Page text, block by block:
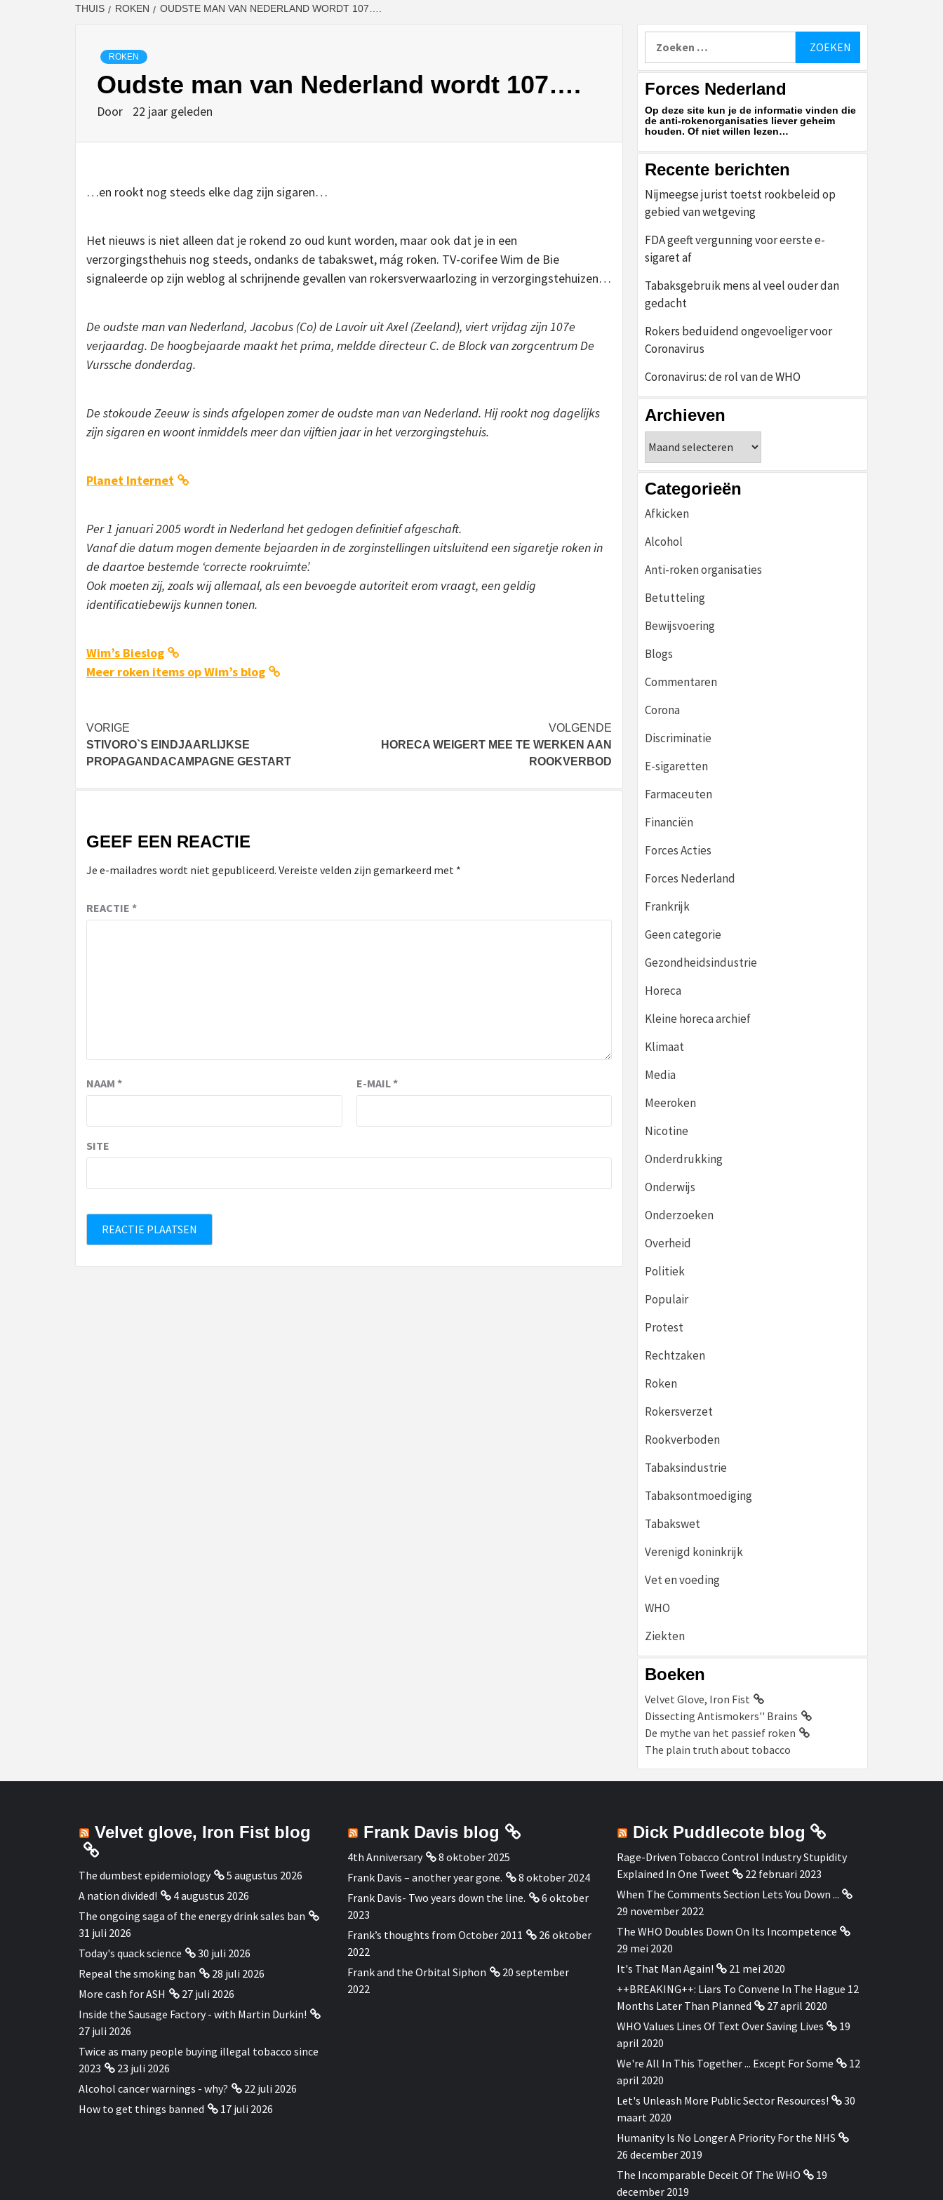
THUIS ROKEN OUDSTE MAN VAN NEDERLAND WORDT 107….
ROKEN
Oudste man van Nederland wordt 107….
Door 22 jaar geleden
…en rookt nog steeds elke dag zijn sigaren…
Het nieuws is niet alleen dat je rokend zo oud kunt worden, maar ook dat je in een
verzorgingsthehuis nog steeds, ondanks de tabakswet, mág roken. TV-corifee Wim de Bie
signaleerde op zijn weblog al schrijnende gevallen van rokersverwaarlozing in verzorgingstehuizen…
De oudste man van Nederland, Jacobus (Co) de Lavoir uit Axel (Zeeland), viert vrijdag zijn 107e
verjaardag. De hoogbejaarde maakt het prima, meldde directeur C. de Block van zorgcentrum De
Vurssche donderdag.
De stokoude Zeeuw is sinds afgelopen zomer de oudste man van Nederland. Hij rookt nog dagelijks
zijn sigaren en woont inmiddels meer dan vijftien jaar in het verzorgingstehuis.
Planet Internet
Per 1 januari 2005 wordt in Nederland het gedogen definitief afgeschaft.
Vanaf die datum mogen demente bejaarden in de zorginstellingen uitsluitend een sigaretje roken in
de daartoe bestemde ‘correcte rookruimte’.
Ook moeten zij, zoals wij allemaal, als een bevoegde autoriteit erom vraagt, een geldig
identificatiebewijs kunnen tonen.
Wim’s Bieslog
Meer roken items op Wim’s blog
Bericht
navigatie
VORIGE
STIVORO`S EINDJAARLIJKSE
PROPAGANDACAMPAGNE GESTART
VOLGENDE
HORECA WEIGERT MEE TE WERKEN AAN
ROOKVERBOD
GEEF EEN REACTIE
Je e-mailadres wordt niet gepubliceerd. Vereiste velden zijn gemarkeerd met *
REACTIE *
NAAM * E-MAIL*
SITE
naar:
Forces Nederland
Op deze site kun je de informatie vinden die
de anti-rokenorganisaties liever geheim
houden. Of niet willen lezen…
Recente berichten
Nijmeegse jurist toetst rookbeleid op
gebied van wetgeving
FDA geeft vergunning voor eerste e-
sigaret af
Tabaksgebruik mens al veel ouder dan
gedacht
Rokers beduidend ongevoeliger voor
Coronavirus
Coronavirus: de rol van de WHO
Archieven
Categorieën
Afkicken
Alcohol
Anti-roken organisaties
Betutteling
Bewijsvoering
Blogs
Commentaren
Corona
Discriminatie
E-sigaretten
Farmaceuten
Financiën
Forces Acties
Forces Nederland
Frankrijk
Geen categorie
Gezondheidsindustrie
Horeca
Kleine horeca archief
Klimaat
Media
Meeroken
Nicotine
Onderdrukking
Onderwijs
Onderzoeken
Overheid
Politiek
Populair
Protest
Rechtzaken
Roken
Rokersverzet
Rookverboden
Tabaksindustrie
Tabaksontmoediging
Tabakswet
Verenigd koninkrijk
Vet en voeding
WHO
Ziekten
Boeken
Velvet Glove, Iron Fist
Dissecting Antismokers'' Brains
De mythe van het passief roken
The plain truth about tobacco
Velvet glove, Iron Fist blog
The dumbest epidemiology
5 augustus 2026
A nation divided!
4 augustus 2026
The ongoing saga of the energy drink sales ban
31 juli 2026
Today's quack science
30 juli 2026
Repeal the smoking ban
28 juli 2026
More cash for ASH
27 juli 2026
Inside the Sausage Factory - with Martin Durkin!
27 juli 2026
Twice as many people buying illegal tobacco since
2023
23 juli 2026
Alcohol cancer warnings - why?
22 juli 2026
How to get things banned
17 juli 2026
Frank Davis blog
4th Anniversary
8 oktober 2025
Frank Davis – another year gone.
8 oktober 2024
Frank Davis- Two years down the line.
6 oktober
2023
Frank’s thoughts from October 2011
26 oktober
2022
Frank and the Orbital Siphon
20 september
2022
Dick Puddlecote blog
Rage-Driven Tobacco Control Industry Stupidity
Explained In One Tweet
22 februari 2023
When The Comments Section Lets You Down ...
29 november 2022
The WHO Doubles Down On Its Incompetence
29 mei 2020
It's That Man Again!
21 mei 2020
++BREAKING++: Liars To Convene In The Hague 12
Months Later Than Planned
27 april 2020
WHO Values Lines Of Text Over Saving Lives
19
april 2020
We're All In This Together ... Except For Some
12
april 2020
Let's Unleash More Public Sector Resources!
30
maart 2020
Humanity Is No Longer A Priority For the NHS
26 december 2019
The Incomparable Deceit Of The WHO
19
december 2019